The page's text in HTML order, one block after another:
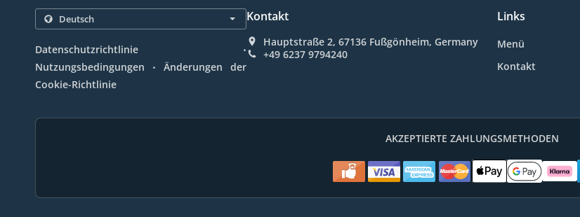
Datenschutzrichtlinie .
Nutzungsbedingungen .
Änderungen der
Cookie-Richtlinie
Kontakt
Hauptstraße 2, 67136 Fußgönheim, Germany
+49 6237 9794240
Links
Menü
Kontakt
AKZEPTIERTE ZAHLUNGSMETHODEN